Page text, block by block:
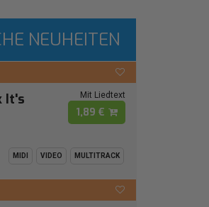
NEUHEITEN
It's
Mit Liedtext
1,89 €
MIDI VIDEO MULTITRACK